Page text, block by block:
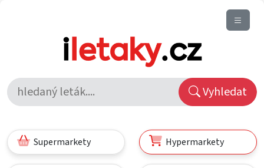
Vyhledat
Supermarkety Hypermarkety